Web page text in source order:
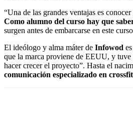
“Una de las grandes ventajas es
Como alumno del curso hay que
surgen antes de embarcarse en este
El ideólogo y alma máter de Infowod
que la marca proviene de EEUU, y
hacer crecer el proyecto”. Hasta el
comunicación especializado en